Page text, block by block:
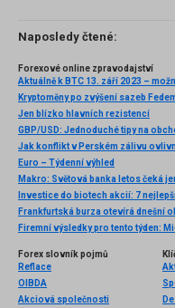
Naposledy čtené:
Forexové online zpravodajství
Aktuálně k BTC 13. září 2023 –
Kryptoměny po zvýšení sazeb
Jen blízko hlavních rezistencí
Jak konflikt v Perském zálivu
Euro – Týdenní výhled
Investice do biotech akcií: 7
Frankfurtská burza otevírá dnešní
Forex slovník pojmů
Reflace
OIBDA
Akciová společnosti